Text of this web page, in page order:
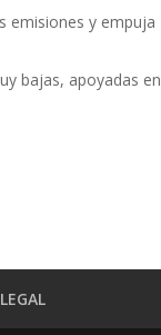
emisiones y empuja
bajas, apoyadas en